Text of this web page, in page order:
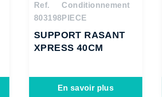
Ref.
803198
Conditionnement
PIECE
SUPPORT RASANT
XPRESS 40CM
En savoir plus